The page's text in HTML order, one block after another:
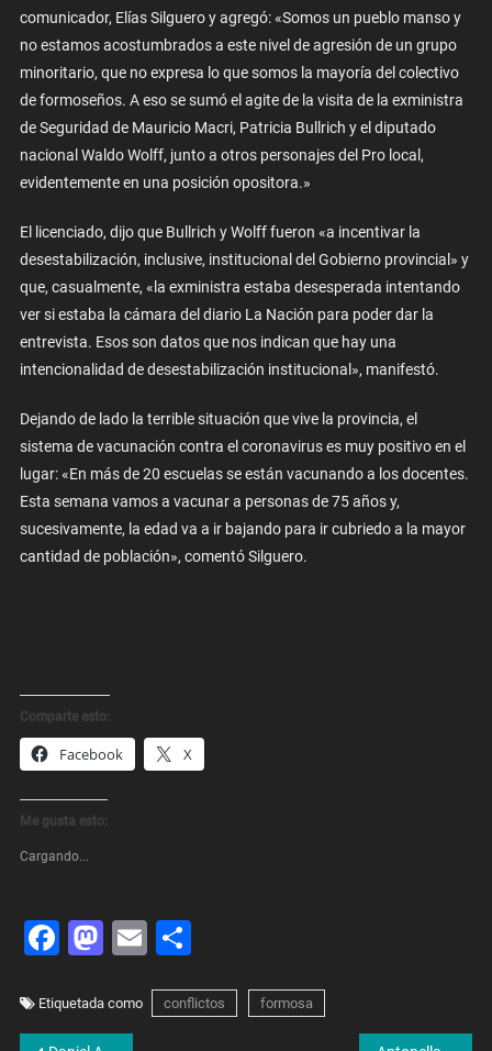
comunicador, Elías Silguero y agregó: «Somos un pueblo manso y
no estamos acostumbrados a este nivel de agresión de un grupo
minoritario, que no expresa lo que somos la mayoría del colectivo
de formoseños. A eso se sumó el agite de la visita de la exministra
de Seguridad de Mauricio Macri, Patricia Bullrich y el diputado
nacional Waldo Wolff, junto a otros personajes del Pro local,
evidentemente en una posición opositora.»
El licenciado, dijo que Bullrich y Wolff fueron «a incentivar la
desestabilización, inclusive, institucional del Gobierno provincial» y
que, casualmente, «la exministra estaba desesperada intentando
ver si estaba la cámara del diario La Nación para poder dar la
entrevista. Esos son datos que nos indican que hay una
intencionalidad de desestabilización institucional», manifestó.
Dejando de lado la terrible situación que vive la provincia, el
sistema de vacunación contra el coronavirus es muy positivo en el
lugar: «En más de 20 escuelas se están vacunando a los docentes.
Esta semana vamos a vacunar a personas de 75 años y,
sucesivamente, la edad va a ir bajando para ir cubriedo a la mayor
cantidad de población», comentó Silguero.
Comparte esto:
Facebook X
Me gusta esto:
Cargando...
Facebook
Mastodon
EmailShare
Etiquetada como conflictos formosa